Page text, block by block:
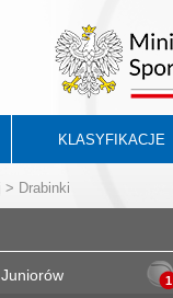
KLASYFIKACJE
> Drabinki
1